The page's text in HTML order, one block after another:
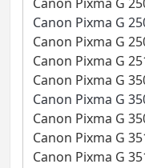
Canon Pixma G
Canon Pixma G
Canon Pixma G
Canon Pixma G
Canon Pixma G
Canon Pixma G
Canon Pixma G
Canon Pixma G